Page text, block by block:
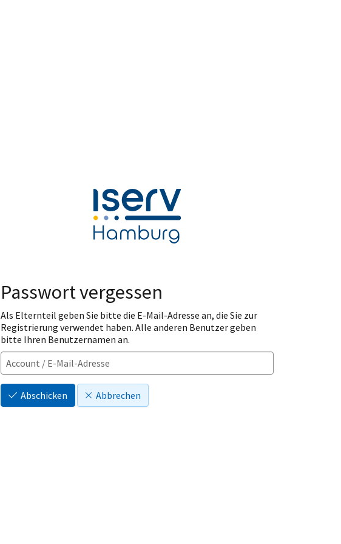
Passwort vergessen
Als Elternteil geben Sie bitte die E-Mail-Adresse an, die Sie zur
Registrierung verwendet haben. Alle anderen Benutzer geben
bitte Ihren Benutzernamen an.
Abschicken Abbrechen